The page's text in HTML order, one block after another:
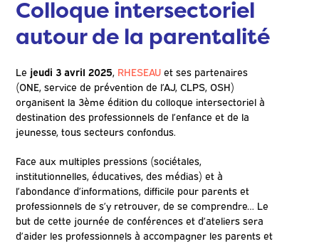
Colloque intersectoriel
autour de la parentalité
Le jeudi 3 avril 2025, RHESEAU et ses partenaires
(ONE, service de prévention de l’AJ, CLPS, OSH)
organisent la 3ème édition du colloque intersectoriel à
destination des professionnels de l’enfance et de la
jeunesse, tous secteurs confondus.
Face aux multiples pressions (sociétales,
institutionnelles, éducatives, des médias) et à
l’abondance d’informations, difficile pour parents et
professionnels de s’y retrouver, de se comprendre… Le
but de cette journée de conférences et d’ateliers sera
d’aider les professionnels à accompagner les parents et